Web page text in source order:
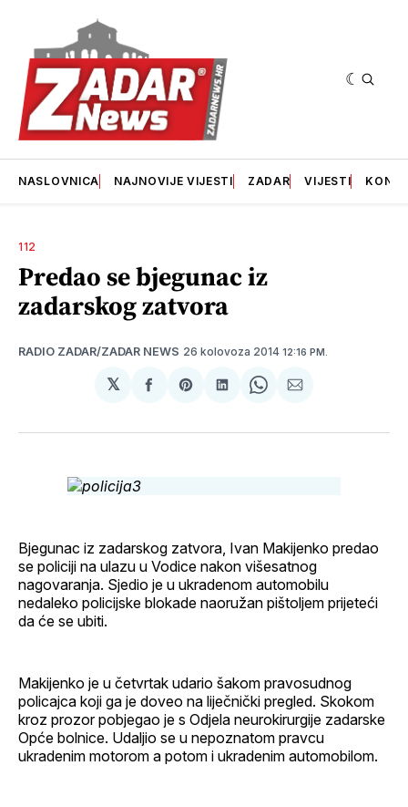
NASLOVNICA NAJNOVIJE VIJESTI ZADAR VIJESTI
112
Predao se bjegunac iz
zadarskog zatvora
RADIO ZADAR/ZADAR NEWS 26 kolovoza 2014 12:16 PM.
𝕏
podijeliSharepodijeliSharepodijeli
Bjegunac iz zadarskog zatvora, Ivan Makijenko predao
se policiji na ulazu u Vodice nakon višesatnog
nagovaranja. Sjedio je u ukradenom automobilu
nedaleko policijske blokade naoružan pištoljem prijeteći
da će se ubiti.
Makijenko je u četvrtak udario šakom pravosudnog
policajca koji ga je doveo na liječnički pregled. Skokom
kroz prozor pobjegao je s Odjela neurokirurgije zadarske
Opće bolnice. Udaljio se u nepoznatom pravcu
ukradenim motorom a potom i ukradenim automobilom.